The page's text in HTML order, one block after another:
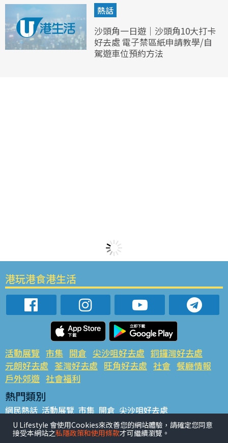
熱話
沙頭角一日遊｜沙頭角10大打卡
好去處 電子禁區紙申請教學/自
駕遊車位預約方法
港玩港食港生活
活動展覽 市集 開倉 尖沙咀好去處 銅鑼灣好去處
元朗好去處 荃灣好去處 旺角好去處 社會 餐廳情報
戶外郊遊 社會福利
熱門類別
網民熱話 活動展覽 市集 開倉 尖沙咀好去處
銅鑼灣好去處 元朗好去處 荃灣好去處 旺角好去處 社會
餐廳情報 戶外郊遊
U Lifestyle 會使用Cookies來改善您的網站體驗，請確定您同意
接受本網站之私隱政策和使用條款才可繼續瀏覽。